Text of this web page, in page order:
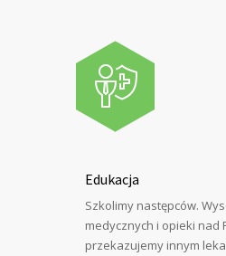
Edukacja
Szkolimy następców.
medycznych i opieki nad
przekazujemy innym